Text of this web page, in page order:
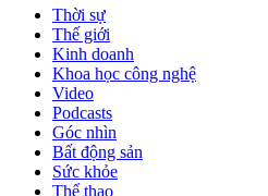
Thời sự
Thế giới
Kinh doanh
Khoa học công nghệ
Video
Podcasts
Góc nhìn
Bất động sản
Sức khỏe
Thể thao